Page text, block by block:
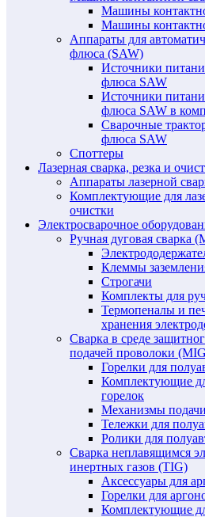
Машины
Машины
Аппараты для
флюса (SAW)
Источники
флюса SAW
Источники
флюса SAW в
Сварочные
флюса SAW
Споттеры
Лазерная сварка, резка и
Аппараты лазерной
Комплектующие для
очистки
Электросварочное
Ручная дуговая сварка
Клеммы
Строгачи
Комплекты для
Термопеналы и
хранения
Сварка в среде
подачей проволоки
Горелки для
Комплектующие
горелок
Механизмы
Тележки для
Ролики для
Сварка неплавящимся
инертных газов (TIG)
Аксессуары для
Горелки для
Комплектующие